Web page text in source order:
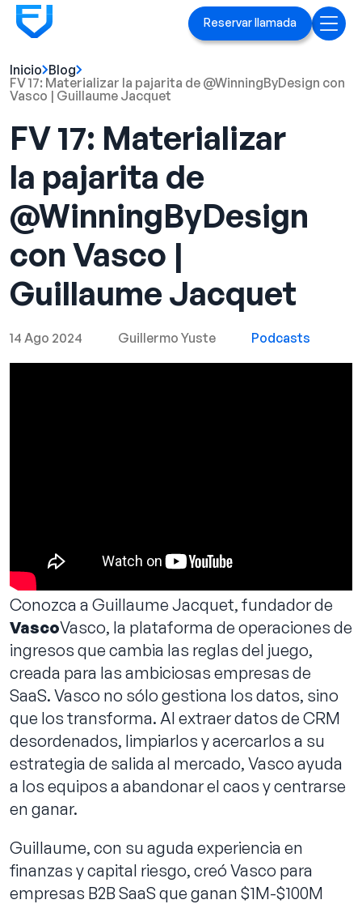
Reservar llamada
Inicio
Servicios
Anuncios en Linked[ln]
Marca ejecutiva
Blog
Playbook
Casos prácticos
Inicio Blog
FV 17: Materializar la pajarita de @WinningByDesign con
Vasco | Guillaume Jacquet
FV 17: Materializar
la pajarita de
@WinningByDesign
con Vasco |
Guillaume Jacquet
14 Ago 2024 Guillermo Yuste Podcasts
Conozca a Guillaume Jacquet, fundador de
VascoVasco, la plataforma de operaciones de
ingresos que cambia las reglas del juego,
creada para las ambiciosas empresas de
SaaS. Vasco no sólo gestiona los datos, sino
que los transforma. Al extraer datos de CRM
desordenados, limpiarlos y acercarlos a su
estrategia de salida al mercado, Vasco ayuda
a los equipos a abandonar el caos y centrarse
en ganar.
Guillaume, con su aguda experiencia en
finanzas y capital riesgo, creó Vasco para
empresas B2B SaaS que ganan $1M-$100M